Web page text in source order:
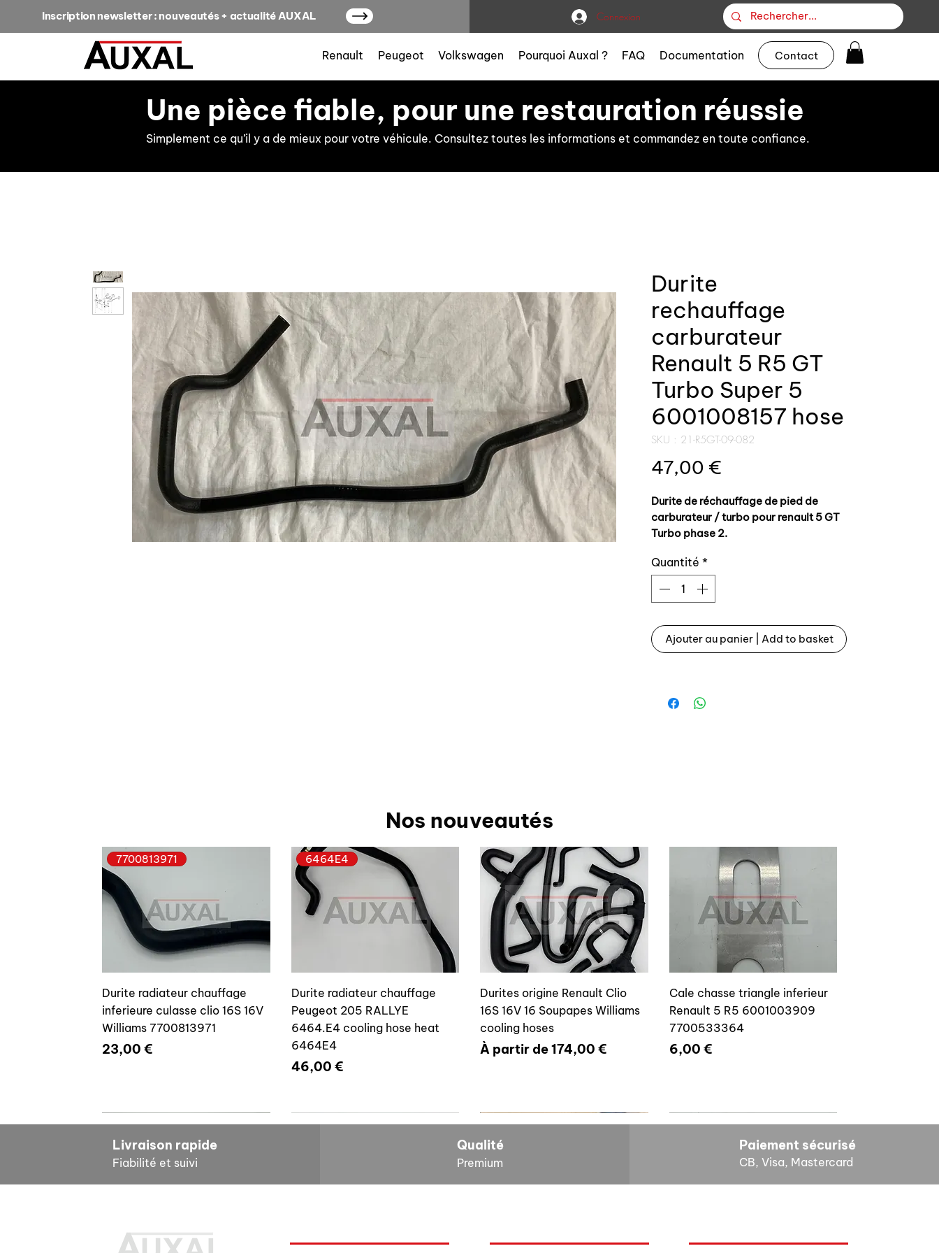
Inscription newsletter : nouveautés + actualité AUXAL Connexion
Renault Peugeot Volkswagen Pourquoi Auxal ? FAQ Documentation Contact
Une pièce fiable, pour une restauration réussie
Simplement ce qu’il y a de mieux pour votre véhicule. Consultez toutes les informations et commandez en toute confiance.
Durite
rechauffage
carburateur
Renault 5 R5 GT
Turbo Super 5
6001008157 hose
SKU : 21-R5GT-09-082
47,00 €
Durite de réchauffage de pied de
carburateur / turbo pour renault 5 GT
Turbo phase 2.
Référence origine: 6001008157,
repère 9 sur l'éclaté
Top qualité
Turbo phase 2
Quantité *
Ajouter au panier | Add to basket
Nos nouveautés
7700813971
Durite radiateur chauffage
inferieure culasse clio 16S 16V
Williams 7700813971
Prix
23,00 €
6464E4
Durite radiateur chauffage
Peugeot 205 RALLYE
6464.E4 cooling hose heat
6464E4
Prix
46,00 €
Durites origine Renault Clio
16S 16V 16 Soupapes Williams
cooling hoses
À partir de174,00 €
Prix promotionnel
Cale chasse triangle inferieur
Renault 5 R5 6001003909
7700533364
Prix
6,00 €
7700804635 7700804636 6464E4
Livraison rapide
Fiabilité et suivi
Qualité
Premium
Paiement sécurisé
CB, Visa, Mastercard